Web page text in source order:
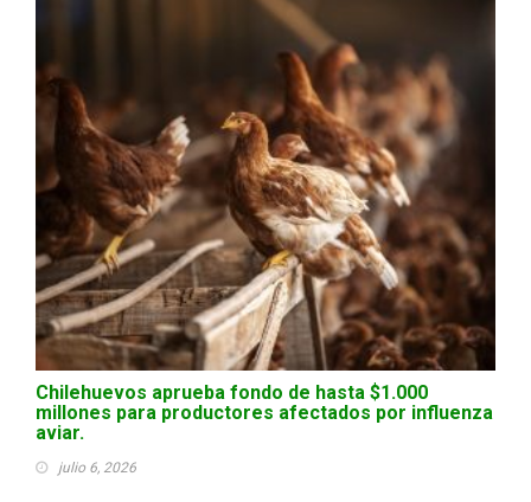
Chilehuevos aprueba fondo de hasta $1.000
millones para productores afectados por influenza
aviar.
julio 6, 2026